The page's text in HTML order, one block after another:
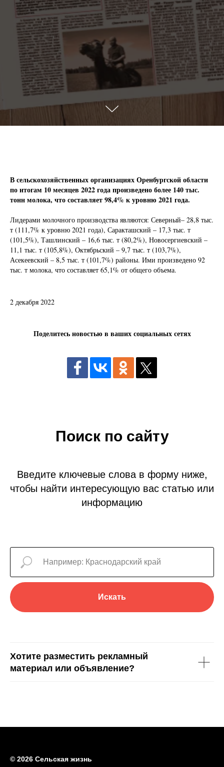
В сельскохозяйственных организациях Оренбургской области
по итогам 10 месяцев 2022 года произведено более 140 тыс.
тонн молока, что составляет 98,4% к уровню 2021 года.
Лидерами молочного производства являются: Северный– 28,8 тыс.
т (111,7% к уровню 2021 года), Саракташский – 17,3 тыс. т
(101,5%), Ташлинский – 16,6 тыс. т (80,2%), Новосергиевский –
11,1 тыс. т (105,8%), Октябрьский – 9,7 тыс. т (103,7%),
Асекеевский – 8,5 тыс. т (101,7%) районы. Ими произведено 92
тыс. т молока, что составляет 65,1% от общего объема.
2 декабря 2022
Поделитесь новостью в ваших социальных сетях
Поиск по сайту
Введите ключевые слова в форму ниже,
чтобы найти интересующую вас статью или
информацию
Искать
Хотите разместить рекламный
материал или объявление?
© 2026 Сельская жизнь